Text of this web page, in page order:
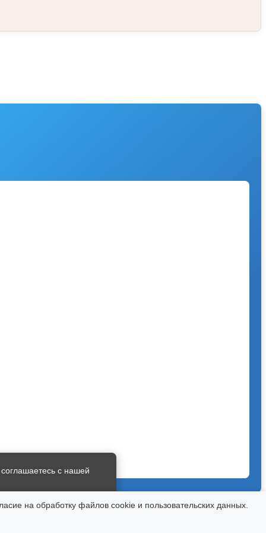
на обработку файлов cookie и пользовательских данных.
с нашей